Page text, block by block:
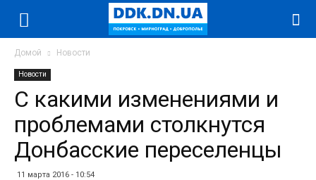
Домой Новости
Новости
С какими изменениями и
проблемами столкнутся
Донбасские переселенцы
11 марта 2016 - 10:54